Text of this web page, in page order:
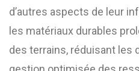
d’autres aspects de leur
les matériaux durables
des terrains, réduisant les